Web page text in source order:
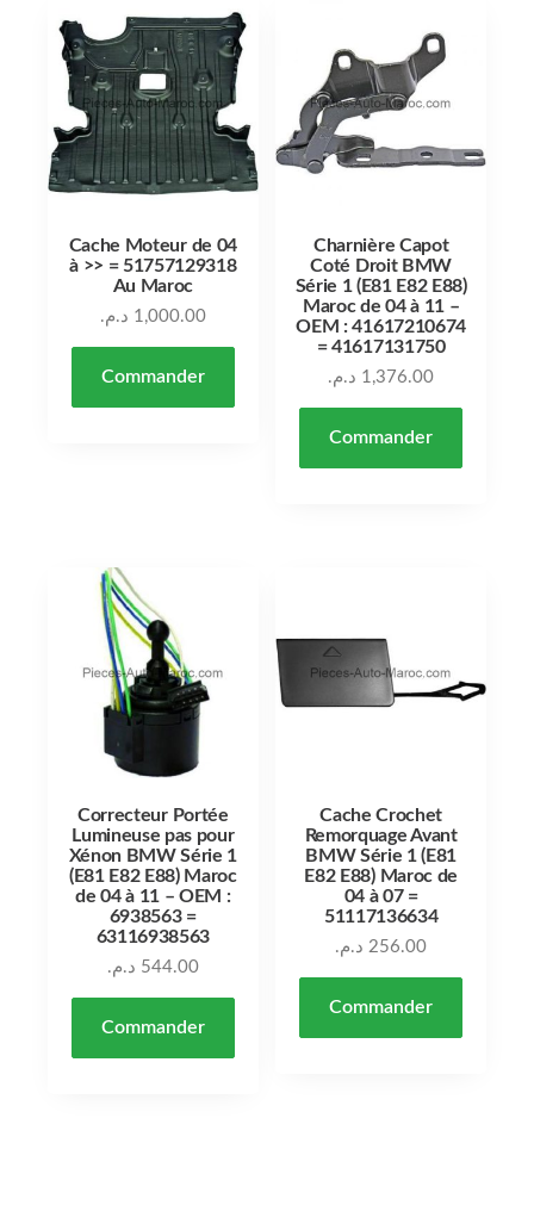
Cache Moteur de 04
à >> = 51757129318
Au Maroc
1,000.00 د.م.
Commander
Charnière Capot
Coté Droit BMW
Série 1 (E81 E82 E88)
Maroc de 04 à 11 –
OEM : 41617210674
= 41617131750
1,376.00 د.م.
Commander
Correcteur Portée
Lumineuse pas pour
Xénon BMW Série 1
(E81 E82 E88) Maroc
de 04 à 11 – OEM :
6938563 =
63116938563
544.00 د.م.
Commander
Cache Crochet
Remorquage Avant
BMW Série 1 (E81
E82 E88) Maroc de
04 à 07 =
51117136634
256.00 د.م.
Commander